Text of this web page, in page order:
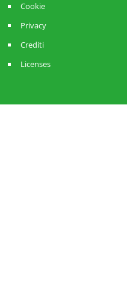
Cookie
Privacy
Crediti
Licenses